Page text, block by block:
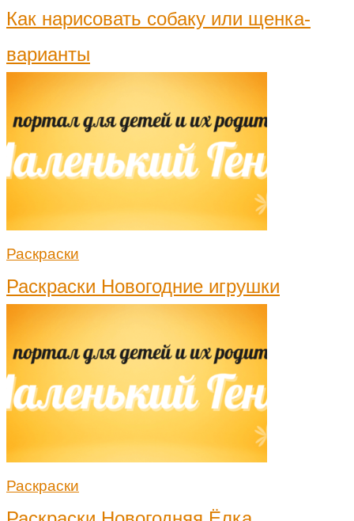
Как нарисовать собаку или щенка-
варианты
Раскраски
Раскраски Новогодние игрушки
Раскраски